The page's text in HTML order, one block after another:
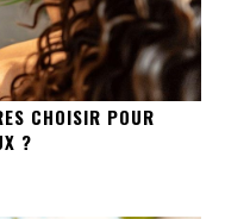
CHOISIR POUR
?